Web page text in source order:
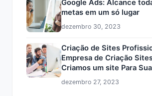
Google Ads: Alcance
metas em um só lugar
dezembro 30, 2023
Criação de Sites
Empresa de Criação Sites
Criamos um site Para
dezembro 27, 2023